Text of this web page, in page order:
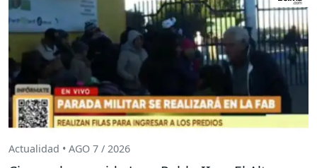
Actualidad • AGO 7 / 2026